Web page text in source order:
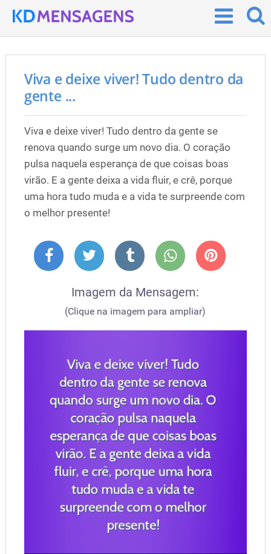
Viva e deixe viver! Tudo dentro da
gente ...
Viva e deixe viver! Tudo dentro da gente se
renova quando surge um novo dia. O coração
pulsa naquela esperança de que coisas boas
virão. E a gente deixa a vida fluir, e crê, porque
uma hora tudo muda e a vida te surpreende com
o melhor presente!
Imagem da Mensagem:
(Clique na imagem para ampliar)